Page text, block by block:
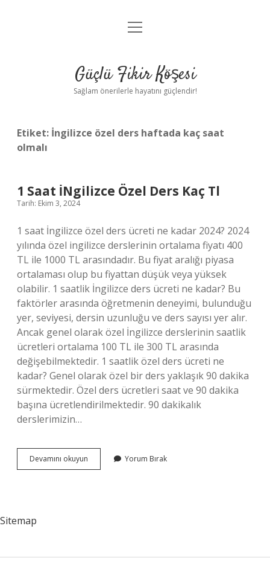
Anasayfa
Yasal Uyarı
menüyü
Güçlü Fikir Köşesi
Sağlam önerilerle hayatını güçlendir!
Etiket: İngilizce özel ders haftada kaç saat
olmalı
1 Saat İNgilizce Özel Ders Kaç Tl
Tarih: Ekim 3, 2024
1 saat İngilizce özel ders ücreti ne kadar 2024? 2024
yılında özel ingilizce derslerinin ortalama fiyatı 400
TL ile 1000 TL arasındadır. Bu fiyat aralığı piyasa
ortalaması olup bu fiyattan düşük veya yüksek
olabilir. 1 saatlik İngilizce ders ücreti ne kadar? Bu
faktörler arasında öğretmenin deneyimi, bulunduğu
yer, seviyesi, dersin uzunluğu ve ders sayısı yer alır.
Ancak genel olarak özel İngilizce derslerinin saatlik
ücretleri ortalama 100 TL ile 300 TL arasında
değişebilmektedir. 1 saatlik özel ders ücreti ne
kadar? Genel olarak özel bir ders yaklaşık 90 dakika
sürmektedir. Özel ders ücretleri saat ve 90 dakika
başına ücretlendirilmektedir. 90 dakikalık
derslerimizin…
Devamını okuyun
Saat
Yorum Bırak
Sitemap